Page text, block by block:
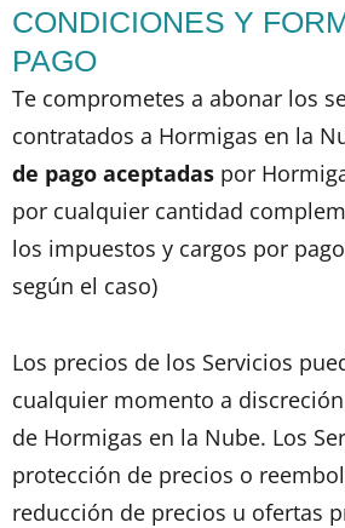
CONDICIONES Y
PAGO
Te comprometes a abonar los
contratados a Hormigas en la
de pago aceptadas por
por cualquier cantidad
los impuestos y cargos por
según el caso)
Los precios de los Servicios
cualquier momento a
de Hormigas en la Nube. Los
protección de precios o
reducción de precios u ofertas